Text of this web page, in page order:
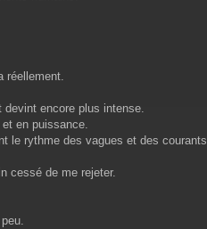
réellement.
encore plus intense.
en puissance.
le rythme des vagues et des courants.
cessé de me rejeter.